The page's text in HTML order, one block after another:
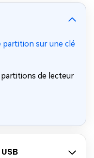
partition sur une clé
partitions de lecteur